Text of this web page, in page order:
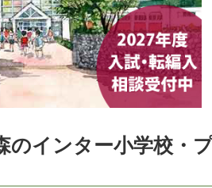
のインター小学校・